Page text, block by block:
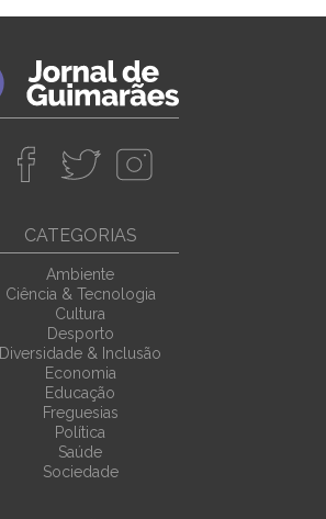
CATEGORIAS
Ambiente
Ciência & Tecnologia
Cultura
Desporto
Diversidade & Inclusão
Economia
Educação
Freguesias
Política
Saúde
Sociedade